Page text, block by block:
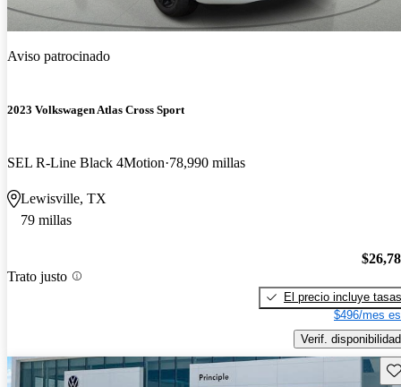
Aviso patrocinado
2023 Volkswagen Atlas Cross Sport
SEL R-Line Black 4Motion 78,990 millas
Lewisville, TX
79 millas
Trato justo
El precio incluye tasas
$496/mes
Verif. disponibilidad